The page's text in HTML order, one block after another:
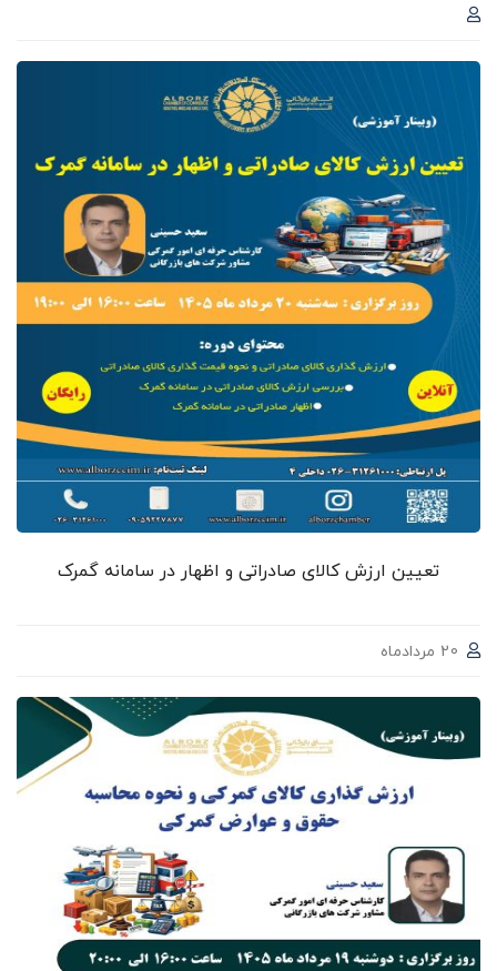
تعیین ارزش کالای صادراتی و اظهار در سامانه گمرک
20 مردادماه